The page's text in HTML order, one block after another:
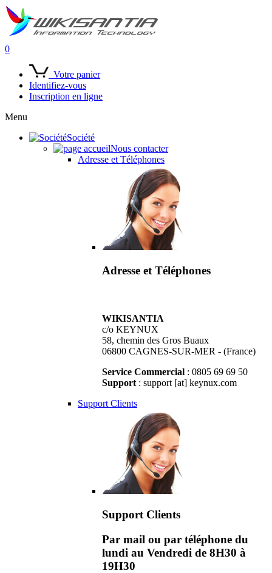
0
Votre panier
Identifiez-vous
Inscription en ligne
Menu
Société
Nous contacter
Adresse et Téléphones
Adresse et Téléphones
WIKISANTIA
c/o KEYNUX
58, chemin des Gros Buaux
06800 CAGNES-SUR-MER - (France)
Service Commercial : 0805 69 69 50
Support : support [at] keynux.com
Support Clients
Support Clients
Par mail ou par téléphone du
lundi au Vendredi de 8H30 à
19H30